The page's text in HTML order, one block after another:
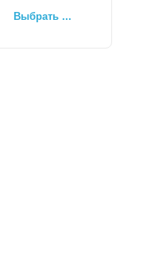
Выбрать ...